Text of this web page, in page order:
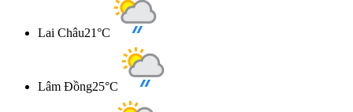
Lai Châu21°C
Lâm Đồng25°C